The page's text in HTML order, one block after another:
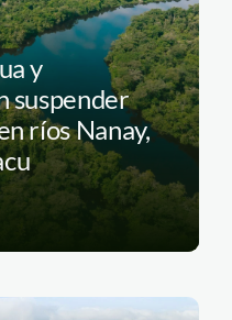
y
suspender
ríos Nanay,